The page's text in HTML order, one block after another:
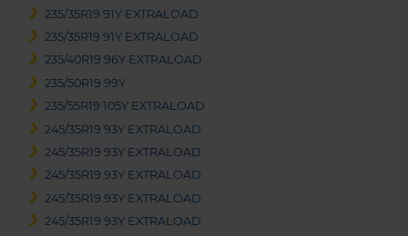
235/35R19 91Y EXTRALOAD
235/35R19 91Y EXTRALOAD
235/40R19 96Y EXTRALOAD
235/50R19 99Y
235/55R19 105Y EXTRALOAD
245/35R19 93Y EXTRALOAD
245/35R19 93Y EXTRALOAD
245/35R19 93Y EXTRALOAD
245/35R19 93Y EXTRALOAD
245/35R19 93Y EXTRALOAD